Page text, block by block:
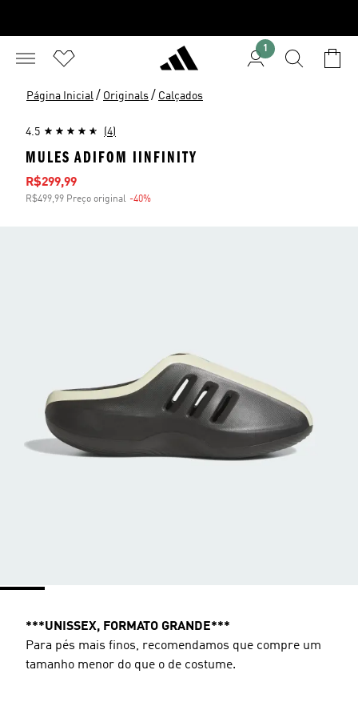
1
Página Inicial / Originals / Calçados
4.5 (4)
MULES ADIFOM IINFINITY
Preço com desconto
R$299,99
R$499,99 Preço original -40%
***UNISSEX, FORMATO GRANDE***
Para pés mais finos, recomendamos que compre um
tamanho menor do que o de costume.